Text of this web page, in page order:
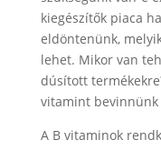
kiegészítők piaca
eldöntenünk,
lehet. Mikor van
dúsított
vitamint bevinnünk
A B vitaminok